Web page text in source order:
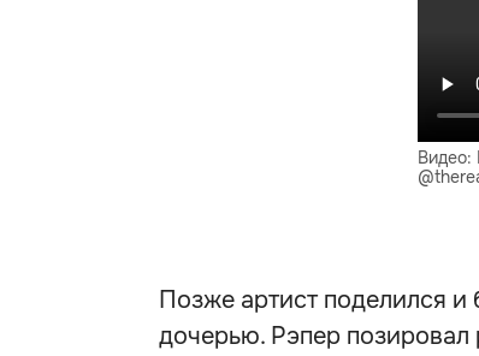
Видео:
Позже артист поделился и
дочерью. Рэпер